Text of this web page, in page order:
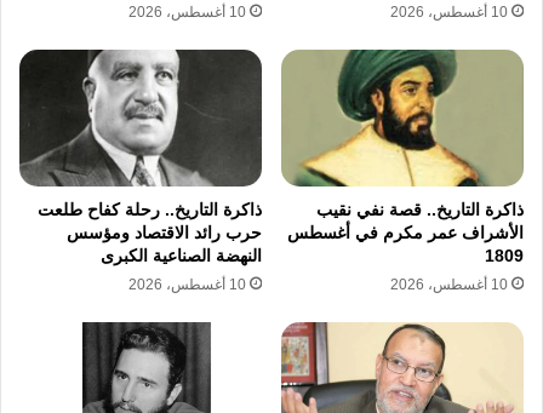
أرى أن الفيلم يوجه رسالة مهمة وهي أن الأزمات
النفسية والمشكلات الأسرية لا يجب الاستهانة بها،
لأن تأثيرها قد يترك آثارًا كبيرة على الأشخاص
وحياتهم
كلمة أخيرة؟
أتمنى أن ينال الفيلم إعجاب الجمهور، وأشكر كل
من دعمني ووقف بجانبي في هذه الخطوة، وأتمنى
10 أغسطس، 2026 10 أغسطس، 2026
ذاكرة التاريخ.. قصة نفي نقيب
الأشراف عمر مكرم في أغسطس
1809
10 أغسطس، 2026
ذاكرة التاريخ.. رحلة كفاح طلعت
حرب رائد الاقتصاد ومؤسس
النهضة الصناعية الكبرى
10 أغسطس، 2026